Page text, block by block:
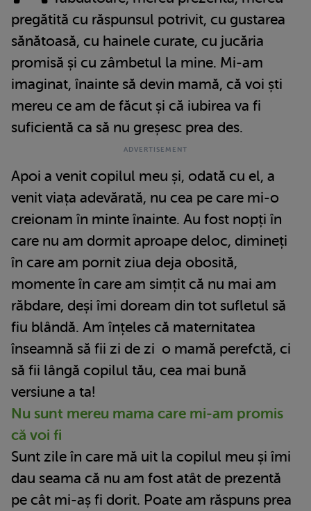
pregătită cu răspunsul potrivit, cu gustarea
sănătoasă, cu hainele curate, cu jucăria
promisă și cu zâmbetul la mine. Mi-am
imaginat, înainte să devin mamă, că voi ști
mereu ce am de făcut și că iubirea va fi
suficientă ca să nu greșesc prea des.
Apoi a venit copilul meu și, odată cu el, a
venit viața adevărată, nu cea pe care mi-o
creionam în minte înainte. Au fost nopți în
care nu am dormit aproape deloc, dimineți
în care am pornit ziua deja obosită,
momente în care am simțit că nu mai am
răbdare, deși îmi doream din tot sufletul să
fiu blândă. Am înțeles că maternitatea
înseamnă să fii zi de zi o mamă perefctă, ci
să fii lângă copilul tău, cea mai bună
versiune a ta!
Nu sunt mereu mama care mi-am promis
că voi fi
Sunt zile în care mă uit la copilul meu și îmi
dau seama că nu am fost atât de prezentă
pe cât mi-aș fi dorit. Poate am răspuns prea